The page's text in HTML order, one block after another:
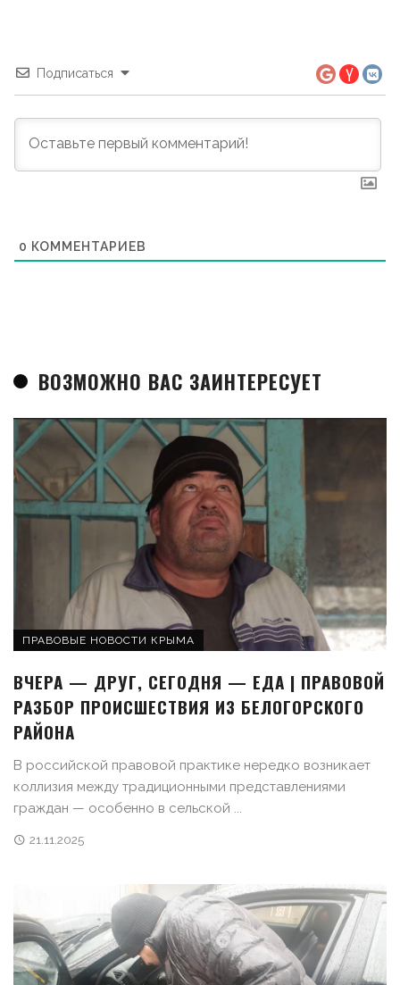
Подписаться
0 КОММЕНТАРИЕВ
ВОЗМОЖНО ВАС ЗАИНТЕРЕСУЕТ
ПРАВОВЫЕ НОВОСТИ КРЫМА
ВЧЕРА — ДРУГ, СЕГОДНЯ — ЕДА | ПРАВОВОЙ
РАЗБОР ПРОИСШЕСТВИЯ ИЗ БЕЛОГОРСКОГО
РАЙОНА
В российской правовой практике нередко возникает
коллизия между традиционными представлениями
граждан — особенно в сельской ...
21.11.2025